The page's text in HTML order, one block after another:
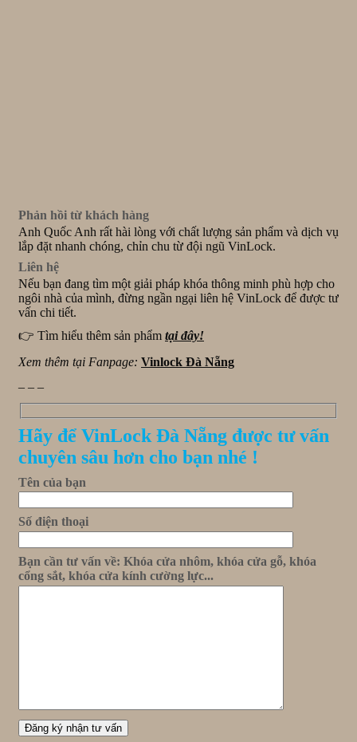
Phản hồi từ khách hàng
Anh Quốc Anh rất hài lòng với chất lượng sản phẩm và dịch vụ
lắp đặt nhanh chóng, chỉn chu từ đội ngũ VinLock.
Liên hệ
Nếu bạn đang tìm một giải pháp khóa thông minh phù hợp cho
ngôi nhà của mình, đừng ngần ngại liên hệ VinLock để được tư
vấn chi tiết.
👉 Tìm hiểu thêm sản phẩm tại đây!
Xem thêm tại Fanpage: Vinlock Đà Nẵng
Hãy để VinLock Đà Nẵng được tư vấn
chuyên sâu hơn cho bạn nhé !
Tên của bạn
Số điện thoại
Bạn cần tư vấn về: Khóa cửa nhôm, khóa cửa gỗ, khóa
cổng sắt, khóa cửa kính cường lực...